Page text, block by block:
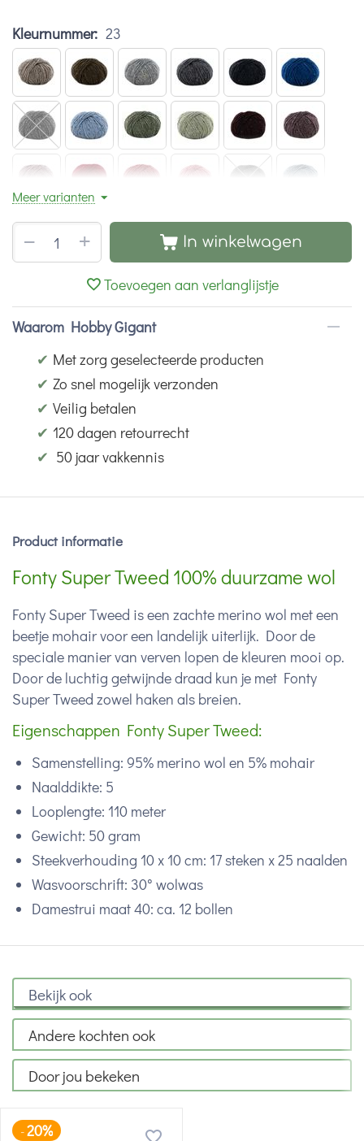
Kleurnummer: 23
Meer varianten
+
− In winkelwagen
Toevoegen aan verlanglijstje
Waarom Hobby Gigant
✔ Met zorg geselecteerde producten
✔ Zo snel mogelijk verzonden
✔ Veilig betalen
✔ 120 dagen retourrecht
✔ 50 jaar vakkennis
Product informatie
Fonty Super Tweed 100% duurzame wol
Fonty Super Tweed is een zachte merino wol met een
beetje mohair voor een landelijk uiterlijk. Door de
speciale manier van verven lopen de kleuren mooi op.
Door de luchtig getwijnde draad kun je met Fonty
Super Tweed zowel haken als breien.
Eigenschappen Fonty Super Tweed:
Samenstelling: 95% merino wol en 5% mohair
Naalddikte: 5
Looplengte: 110 meter
Gewicht: 50 gram
Steekverhouding 10 x 10 cm: 17 steken x 25 naalden
Wasvoorschrift: 30° wolwas
Damestrui maat 40: ca. 12 bollen
Bekijk ook
Andere kochten ook
Door jou bekeken
-20%